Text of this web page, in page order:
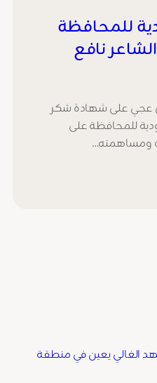
للمحافظة
نافع
عجي على شهادة شكر
للمحافظة على
ومساهمته…
الغالي يعين في منطقة